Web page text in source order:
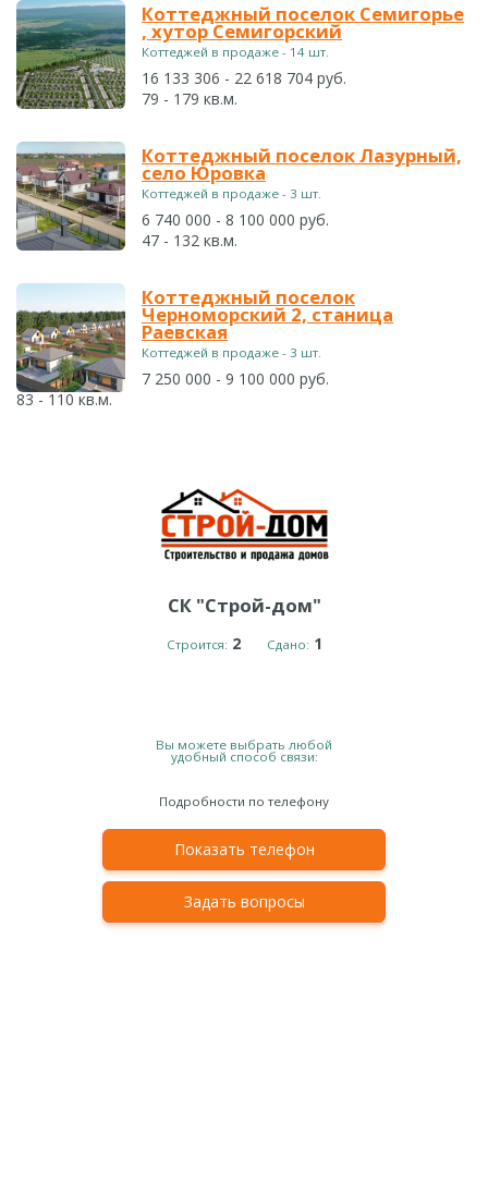
Коттеджный поселок Семигорье
, хутор Семигорский
Коттеджей в продаже - 14 шт.
16 133 306 - 22 618 704 руб.
79 - 179 кв.м.
Коттеджный поселок Лазурный,
село Юровка
Коттеджей в продаже - 3 шт.
6 740 000 - 8 100 000 руб.
47 - 132 кв.м.
Коттеджный поселок
Черноморский 2, станица
Раевская
Коттеджей в продаже - 3 шт.
7 250 000 - 9 100 000 руб.
83 - 110 кв.м.
СК "Строй-дом"
Строится: 2 Сдано: 1
Вы можете выбрать любой
удобный способ связи:
Подробности по телефону
Показать телефон
Задать вопросы